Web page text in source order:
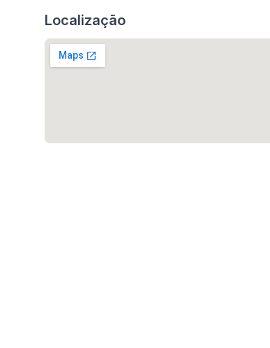
Localização